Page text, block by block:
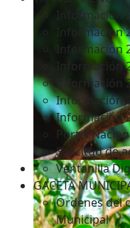
Informacion
Informacion
Informacion
Información
Información
Información
Información
Portal
Solicitud de
Ventanilla
GACETA
Ordenes del
Municipal